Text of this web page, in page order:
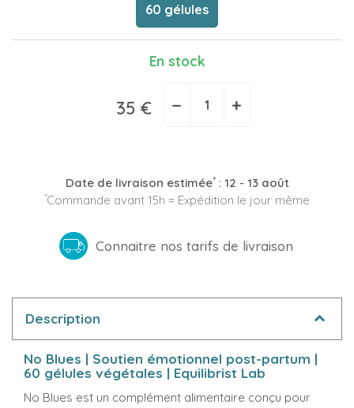
60 gélules
En stock
35 € − +
Date de livraison estimée*: 12 - 13 août
*Commande avant 15h = Expédition le jour même
Connaitre nos tarifs de livraison
Description
No Blues | Soutien émotionnel post-partum |
60 gélules végétales | Equilibrist Lab
No Blues est un complément alimentaire conçu pour